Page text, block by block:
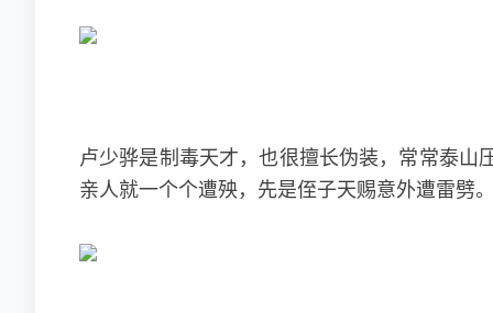
卢少骅是制毒天才，也很擅长伪装，常常泰山
亲人就一个个遭殃，先是侄子天赐意外遭雷劈